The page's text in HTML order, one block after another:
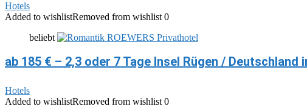
Hotels
Added to wishlistRemoved from wishlist 0
beliebt
ab 185 € – 2,3 oder 7 Tage Insel Rügen /
Hotels
Added to wishlistRemoved from wishlist 0